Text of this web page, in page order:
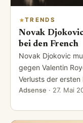
TRENDS
Novak
bei den French
Novak Djokovic
gegen Valentin
Verlusts der
Adsense · 27. Mai